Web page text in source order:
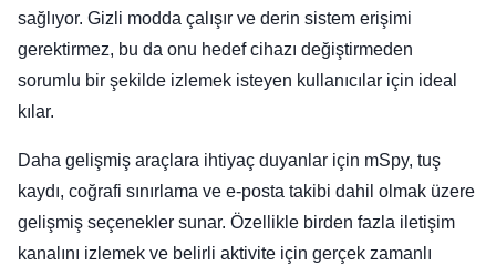
sağlıyor. Gizli modda çalışır ve derin sistem erişimi
gerektirmez, bu da onu hedef cihazı değiştirmeden
sorumlu bir şekilde izlemek isteyen kullanıcılar için ideal
kılar.
Daha gelişmiş araçlara ihtiyaç duyanlar için mSpy, tuş
kaydı, coğrafi sınırlama ve e-posta takibi dahil olmak üzere
gelişmiş seçenekler sunar. Özellikle birden fazla iletişim
kanalını izlemek ve belirli aktivite için gerçek zamanlı